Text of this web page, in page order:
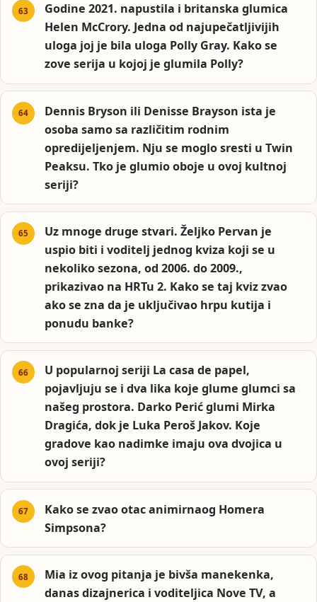
Godine 2021. napustila i britanska glumica
Helen McCrory. Jedna od najupečatljivijih
uloga joj je bila uloga Polly Gray. Kako se
zove serija u kojoj je glumila Polly?
Dennis Bryson ili Denisse Brayson ista je
osoba samo sa različitim rodnim
opredijeljenjem. Nju se moglo sresti u Twin
Peaksu. Tko je glumio oboje u ovoj kultnoj
seriji?
Uz mnoge druge stvari. Željko Pervan je
uspio biti i voditelj jednog kviza koji se u
nekoliko sezona, od 2006. do 2009.,
prikazivao na HRTu 2. Kako se taj kviz zvao
ako se zna da je uključivao hrpu kutija i
ponudu banke?
U popularnoj seriji La casa de papel,
pojavljuju se i dva lika koje glume glumci sa
našeg prostora. Darko Perić glumi Mirka
Dragića, dok je Luka Peroš Jakov. Koje
gradove kao nadimke imaju ova dvojica u
ovoj seriji?
Kako se zvao otac animirnaog Homera
Simpsona?
Mia iz ovog pitanja je bivša manekenka,
danas dizajnerica i voditeljica Nove TV, a